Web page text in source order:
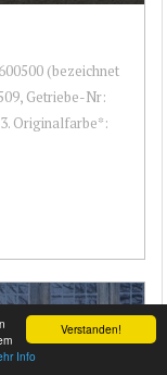
Verstanden!
Info
(bezeichnet
Getriebe-Nr:
Originalfarbe*: